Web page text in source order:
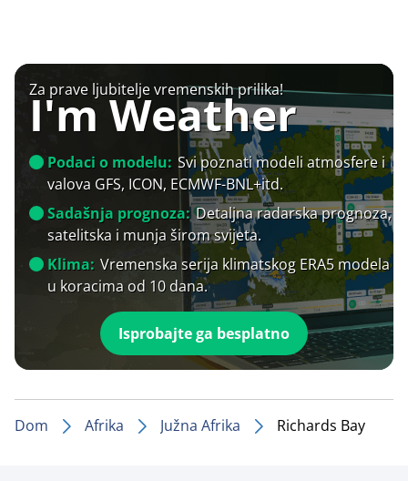
Za prave ljubitelje vremenskih prilika!
I'm Weather
Podaci o modelu: Svi poznati modeli atmosfere i
valova GFS, ICON, ECMWF-BNL+itd.
Sadašnja prognoza: Detaljna radarska prognoza,
satelitska i munja širom svijeta.
Klima: Vremenska serija klimatskog ERA5 modela
u koracima od 10 dana.
Isprobajte ga besplatno
Dom Afrika Južna Afrika Richards Bay